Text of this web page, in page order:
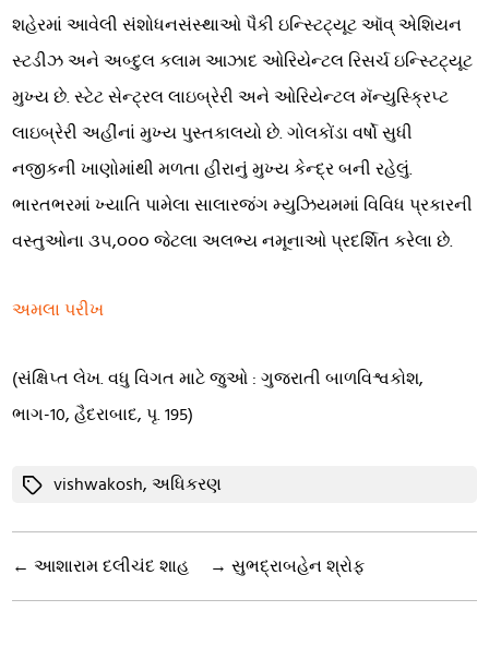
શહેરમાં આવેલી સંશોધનસંસ્થાઓ પૈકી ઇન્સ્ટિટ્યૂટ ઑવ્ એશિયન
સ્ટડીઝ અને અબ્દુલ કલામ આઝાદ ઓરિયેન્ટલ રિસર્ચ ઇન્સ્ટિટ્યૂટ
મુખ્ય છે. સ્ટેટ સેન્ટ્રલ લાઇબ્રેરી અને ઓરિયેન્ટલ મૅન્યુસ્ક્રિપ્ટ
લાઇબ્રેરી અહીંનાં મુખ્ય પુસ્તકાલયો છે. ગોલકોંડા વર્ષો સુધી
નજીકની ખાણોમાંથી મળતા હીરાનું મુખ્ય કેન્દ્ર બની રહેલું.
ભારતભરમાં ખ્યાતિ પામેલા સાલારજંગ મ્યુઝિયમમાં વિવિધ પ્રકારની
વસ્તુઓના ૩૫,૦૦૦ જેટલા અલભ્ય નમૂનાઓ પ્રદર્શિત કરેલા છે.
અમલા પરીખ
(સંક્ષિપ્ત લેખ. વધુ વિગત માટે જુઓ : ગુજરાતી બાળવિશ્વકોશ,
ભાગ-10, હૈદરાબાદ, પૃ. 195)
Tagsvishwakosh,અધિકરણ
← આશારામ દલીચંદ શાહ → સુભદ્રાબહેન શ્રોફ